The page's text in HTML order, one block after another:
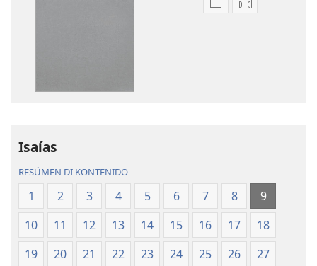
OpshonOpshon
Isaías
RESÚMEN DI KONTENIDO
1 2 3 4 5 6 7 8
9
10
11 12 13 14 15 16 17
18
19
20 21 22 23 24 25 26
27